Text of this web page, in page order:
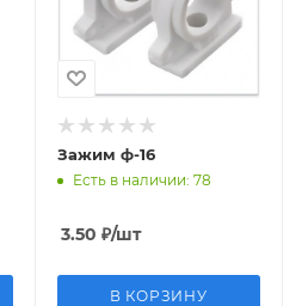
Зажим ф-16
Есть в наличии: 78
3.50 ₽/шт
В КОРЗИНУ